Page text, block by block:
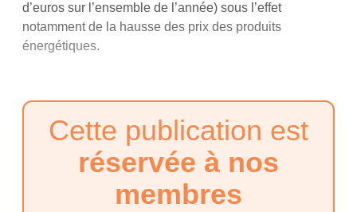
d’euros sur l’ensemble de l’année) sous l’effet
notamment de la hausse des prix des produits
énergétiques.
Cette publication est
réservée à nos
membres